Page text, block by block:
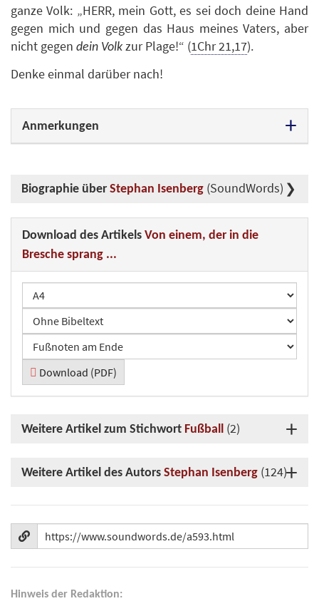
ganze Volk: „HERR, mein Gott, es sei doch deine Hand
gegen mich und gegen das Haus meines Vaters, aber
nicht gegen dein Volk zur Plage!“ (1Chr 21,17).
Denke einmal darüber nach!
Anmerkungen
Biographie über Stephan Isenberg (SoundWords)
Download des Artikels Von einem, der in die
Bresche sprang ...
Download (PDF)
Weitere Artikel zum Stichwort Fußball (2)
Weitere Artikel des Autors Stephan Isenberg (124)
Hinweis der Redaktion: